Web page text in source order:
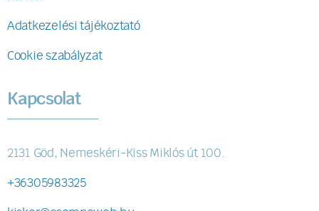
Adatkezelési tájékoztató
Cookie szabályzat
Kapcsolat
2131 Göd, Nemeskéri-Kiss Miklós út 100.
+36305983325